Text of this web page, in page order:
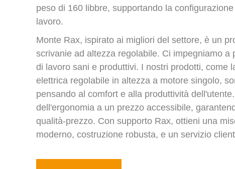
peso di 160 libbre, supportando la
lavoro.
Monte Rax, ispirato ai migliori del settore, è un
scrivanie ad altezza regolabile. Ci impegniamo a
di lavoro sani e produttivi. I nostri prodotti, come
elettrica regolabile in altezza a motore singolo,
pensando al comfort e alla produttività
dell'ergonomia a un prezzo accessibile,
qualità-prezzo. Con supporto Rax, ottieni una
moderno, costruzione robusta, e un servizio